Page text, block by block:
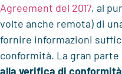
Agreement del 2017, al
volte anche remota) di
fornire informazioni
conformità. La gran
alla verifica di